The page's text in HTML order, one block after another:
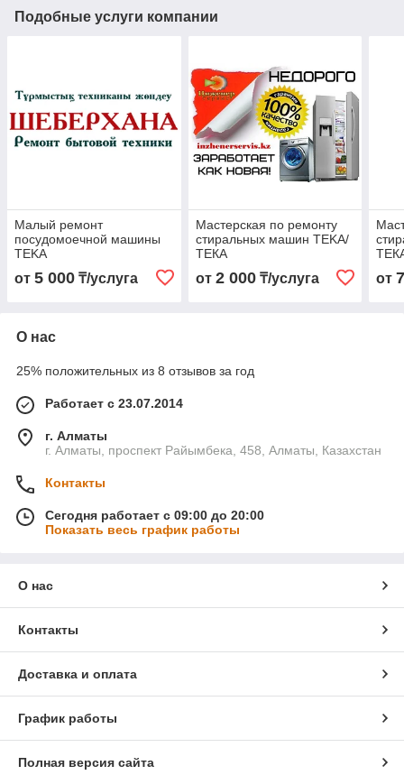
Подобные услуги компании
Малый ремонт
посудомоечной машины
TEKA
от 5 000 ₸/услуга
Мастерская по ремонту
стиральных машин TEKA/
ТЕКА
от 2 000₸/услуга от
О нас
25% положительных из 8 отзывов за год
Работает с 23.07.2014
г. Алматы
г. Алматы, проспект Райымбека, 458, Алматы, Казахстан
Контакты
Сегодня работает с 09:00 до 20:00
Показать весь график работы
О нас
Контакты
Доставка и оплата
График работы
Полная версия сайта